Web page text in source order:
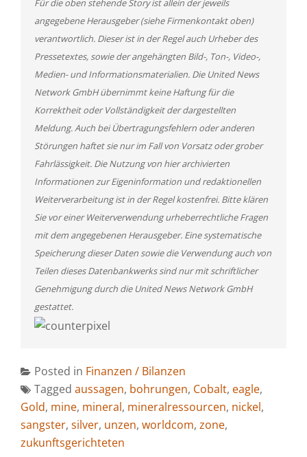
Für die oben stehende Story ist allein der jeweils
angegebene Herausgeber (siehe Firmenkontakt oben)
verantwortlich. Dieser ist in der Regel auch Urheber des
Pressetextes, sowie der angehängten Bild-, Ton-, Video-,
Medien- und Informationsmaterialien. Die United News
Network GmbH übernimmt keine Haftung für die
Korrektheit oder Vollständigkeit der dargestellten
Meldung. Auch bei Übertragungsfehlern oder anderen
Störungen haftet sie nur im Fall von Vorsatz oder grober
Fahrlässigkeit. Die Nutzung von hier archivierten
Informationen zur Eigeninformation und redaktionellen
Weiterverarbeitung ist in der Regel kostenfrei. Bitte klären
Sie vor einer Weiterverwendung urheberrechtliche Fragen
mit dem angegebenen Herausgeber. Eine systematische
Speicherung dieser Daten sowie die Verwendung auch von
Teilen dieses Datenbankwerks sind nur mit schriftlicher
Genehmigung durch die United News Network GmbH
gestattet.
Posted in Finanzen / Bilanzen
Tagged aussagen, bohrungen, Cobalt, eagle,
Gold, mine, mineral, mineralressourcen, nickel,
sangster, silver, unzen, worldcom, zone,
zukunftsgerichteten